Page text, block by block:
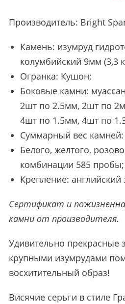
Производитель: Bright
Камень: изумруд
колумбийский 9мм (3,3
Огранка: Кушон;
Боковые камни:
2шт по 2.5мм, 2шт по
4шт по 1.5мм, 4шт по
Суммарный вес камней:
Белого, желтого,
комбинации 585 пробы;
Крепление: английский
Сертификат и
камни от производителя.
Удивительно прекрасные
крупными изумрудами
восхитительный образ!
Висячие серьги в стиле